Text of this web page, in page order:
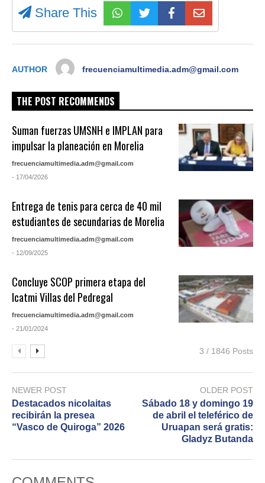
Share This
AUTHOR frecuenciamultimedia.adm@gmail.com
THE POST RECOMMENDS
Suman fuerzas UMSNH e IMPLAN para
impulsar la planeación en Morelia
frecuenciamultimedia.adm@gmail.com
- 17/04/2026
Entrega de tenis para cerca de 40 mil
estudiantes de secundarias de Morelia
frecuenciamultimedia.adm@gmail.com
- 12/09/2025
Concluye SCOP primera etapa del
Icatmi Villas del Pedregal
frecuenciamultimedia.adm@gmail.com
- 21/01/2024
3 / 1846 Posts
NEWER POST
Destacados nicolaitas
recibirán la presea
“Vasco de Quiroga” 2026
OLDER POST
Sábado 18 y domingo 19
de abril el teleférico de
Uruapan será gratis:
Gladyz Butanda